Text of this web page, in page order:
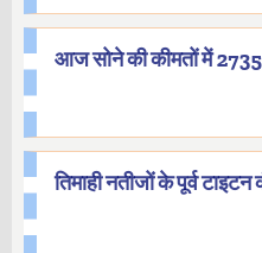
आज सोने की कीमतों में 2735
तिमाही नतीजों के पूर्व